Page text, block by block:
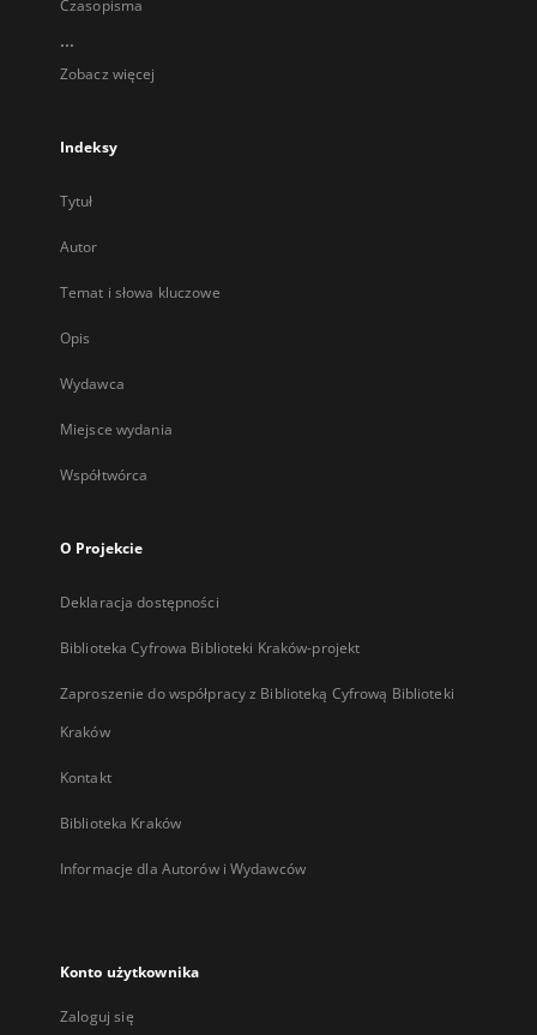
Czasopisma
...
Zobacz więcej
Indeksy
Tytuł
Autor
Temat i słowa kluczowe
Opis
Wydawca
Miejsce wydania
Współtwórca
O Projekcie
Deklaracja dostępności
Biblioteka Cyfrowa Biblioteki Kraków-projekt
Zaproszenie do współpracy z Biblioteką Cyfrową Biblioteki
Kraków
Kontakt
Biblioteka Kraków
Informacje dla Autorów i Wydawców
Konto użytkownika
Zaloguj się